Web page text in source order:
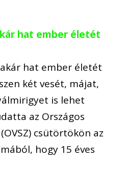
hat ember életét
hat ember életét
két vesét, májat,
is lehet
az Országos
csütörtökön az
hogy 15 éves